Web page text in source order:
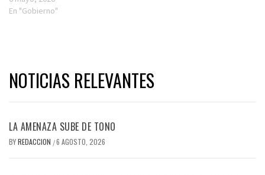
En "Gobierno"
NOTICIAS RELEVANTES
LA AMENAZA SUBE DE TONO
BYREDACCION /6 AGOSTO, 2026